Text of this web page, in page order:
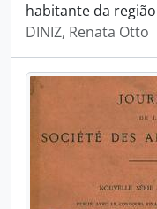
habitante da
DINIZ, Renata Otto